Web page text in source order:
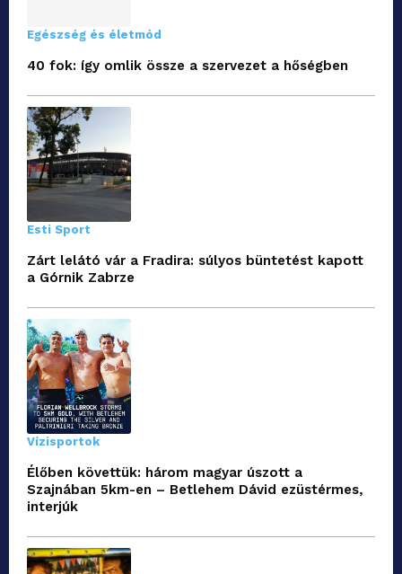
Egészség és életmód
40 fok: így omlik össze a szervezet a hőségben
Esti Sport
Zárt lelátó vár a Fradira: súlyos büntetést kapott
a Górnik Zabrze
Vízisportok
Élőben követtük: három magyar úszott a
Szajnában 5km-en – Betlehem Dávid ezüstérmes,
interjúk